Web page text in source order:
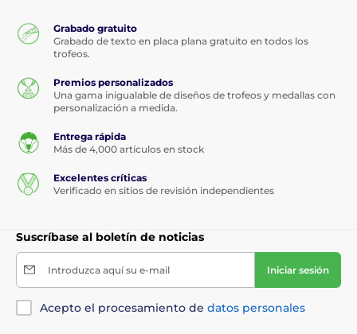
Grabado gratuito
Grabado de texto en placa plana gratuito en todos los
trofeos.
Premios personalizados
Una gama inigualable de diseños de trofeos y medallas con
personalización a medida.
Entrega rápida
Más de 4,000 artículos en stock
Excelentes críticas
Verificado en sitios de revisión independientes
Suscríbase al boletín de noticias
Introduzca aquí su e-mail Iniciar sesión
Acepto el procesamiento de datos personales